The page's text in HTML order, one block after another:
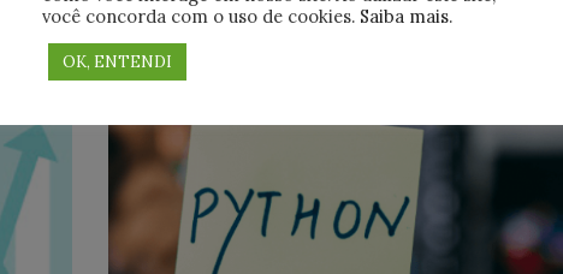
você concorda com o uso de cookies. Saiba mais.
OK, ENTENDI